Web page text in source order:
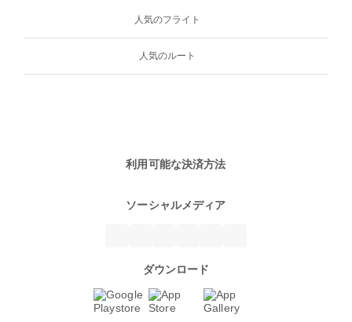
人気のフライト
人気のルート
利用可能な決済方法
ソーシャルメディア
ダウンロード